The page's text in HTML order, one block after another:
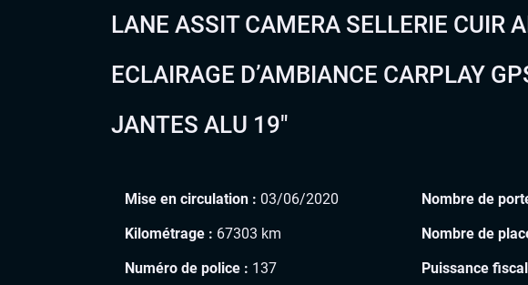
LANE ASSIT CAMERA SELLERIE CUIR
ECLAIRAGE D’AMBIANCE CARPLAY
JANTES ALU 19″
Mise en circulation : 03/06/2020
Kilométrage : 67303 km
Numéro de police : 137
Nombre de
Nombre de
Puissance